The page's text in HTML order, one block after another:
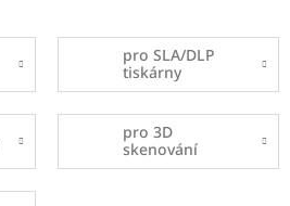
pro SLA/DLP
tiskárny
pro 3D
skenování